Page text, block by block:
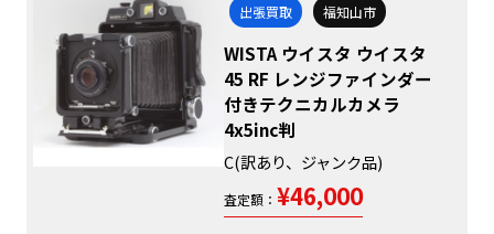
出張買取 福知山市
WISTA ウイスタ ウイスタ
45 RF レンジファインダー
付きテクニカルカメラ
4x5inc判
C(訳あり、ジャンク品)
査定額： ¥46,000